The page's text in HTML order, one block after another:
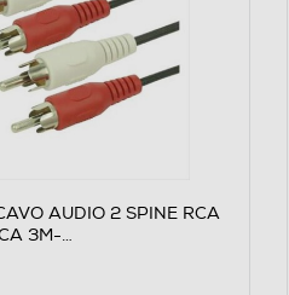
AUDIO 2 SPINE RCA
3M-